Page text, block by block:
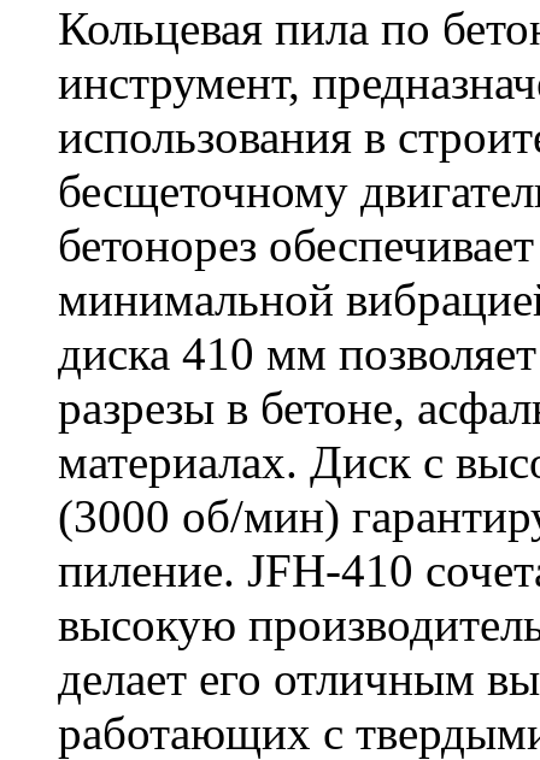
Кольцевая пила по
инструмент,
использования в
бесщеточному
бетонорез
минимальной
диска 410 мм
разрезы в бетоне,
материалах. Диск с
(3000 об/мин)
пиление. JFH-410
высокую
делает его отличным
работающих с